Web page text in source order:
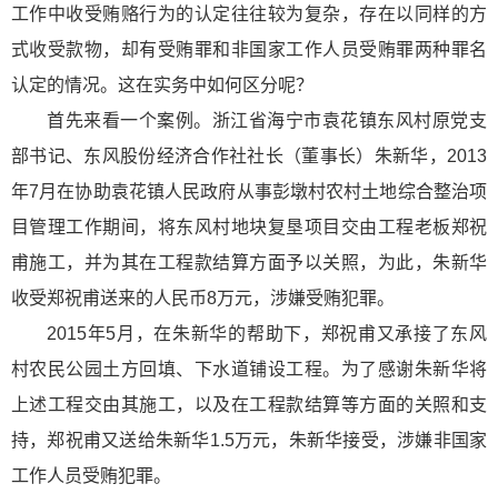
工作中收受贿赂行为的认定往往较为复杂，存在以同样的方
式收受款物，却有受贿罪和非国家工作人员受贿罪两种罪名
认定的情况。这在实务中如何区分呢？
首先来看一个案例。浙江省海宁市袁花镇东风村原党支
部书记、东风股份经济合作社社长（董事长）朱新华，2013
年7月在协助袁花镇人民政府从事彭墩村农村土地综合整治项
目管理工作期间，将东风村地块复垦项目交由工程老板郑祝
甫施工，并为其在工程款结算方面予以关照，为此，朱新华
收受郑祝甫送来的人民币8万元，涉嫌受贿犯罪。
2015年5月，在朱新华的帮助下，郑祝甫又承接了东风
村农民公园土方回填、下水道铺设工程。为了感谢朱新华将
上述工程交由其施工，以及在工程款结算等方面的关照和支
持，郑祝甫又送给朱新华1.5万元，朱新华接受，涉嫌非国家
工作人员受贿犯罪。